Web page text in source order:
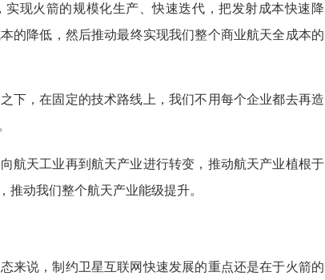
现火箭的规模化生产、快速迭代，把发射成本快速降
的降低，然后推动最终实现我们整个商业航天全成本的
下，在固定的技术路线上，我们不用每个企业都去再造
航天工业再到航天产业进行转变，推动航天产业植根于
动我们整个航天产业能级提升。
来说，制约卫星互联网快速发展的重点还是在于火箭的